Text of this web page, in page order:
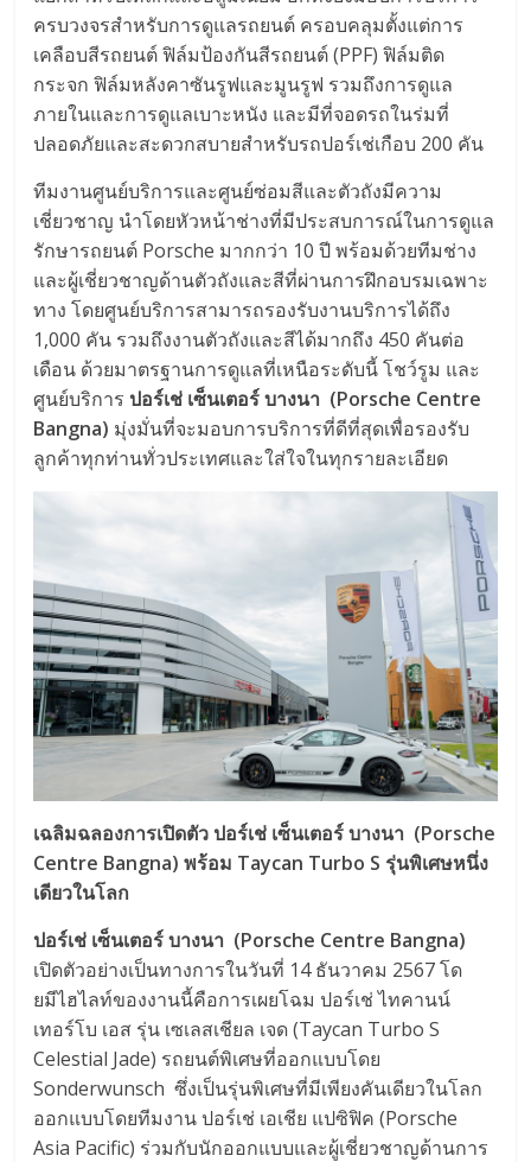
ครบวงจรสำหรับการดูแลรถยนต์ ครอบคลุมตั้งแต่การ
เคลือบสีรถยนต์ ฟิล์มป้องกันสีรถยนต์ (PPF) ฟิล์มติด
กระจก ฟิล์มหลังคาซันรูฟและมูนรูฟ รวมถึงการดูแล
ภายในและการดูแลเบาะหนัง และมีที่จอดรถในร่มที่
ปลอดภัยและสะดวกสบายสำหรับรถปอร์เช่เกือบ 200 คัน
ทีมงานศูนย์บริการและศูนย์ซ่อมสีและตัวถังมีความ
เชี่ยวชาญ นำโดยหัวหน้าช่างที่มีประสบการณ์ในการดูแล
รักษารถยนต์ Porsche มากกว่า 10 ปี พร้อมด้วยทีมช่าง
และผู้เชี่ยวชาญด้านตัวถังและสีที่ผ่านการฝึกอบรมเฉพาะ
ทาง โดยศูนย์บริการสามารถรองรับงานบริการได้ถึง
1,000 คัน รวมถึงงานตัวถังและสีได้มากถึง 450 คันต่อ
เดือน ด้วยมาตรฐานการดูแลที่เหนือระดับนี้ โชว์รูม และ
ศูนย์บริการ ปอร์เช่ เซ็นเตอร์ บางนา (Porsche Centre
Bangna) มุ่งมั่นที่จะมอบการบริการที่ดีที่สุดเพื่อรองรับ
ลูกค้าทุกท่านทั่วประเทศและใส่ใจในทุกรายละเอียด
เฉลิมฉลองการเปิดตัว ปอร์เช่ เซ็นเตอร์ บางนา (Porsche
Centre Bangna) พร้อม Taycan Turbo S รุ่นพิเศษหนึ่ง
เดียวในโลก
ปอร์เช่ เซ็นเตอร์ บางนา (Porsche Centre Bangna)
เปิดตัวอย่างเป็นทางการในวันที่ 14 ธันวาคม 2567 โด
ยมีไฮไลท์ของงานนี้คือการเผยโฉม ปอร์เช่ ไทคานน์
เทอร์โบ เอส รุ่น เซเลสเชียล เจด (Taycan Turbo S
Celestial Jade) รถยนต์พิเศษที่ออกแบบโดย
Sonderwunsch ซึ่งเป็นรุ่นพิเศษที่มีเพียงคันเดียวในโลก
ออกแบบโดยทีมงาน ปอร์เช่ เอเชีย แปซิฟิค (Porsche
Asia Pacific) ร่วมกับนักออกแบบและผู้เชี่ยวชาญด้านการ